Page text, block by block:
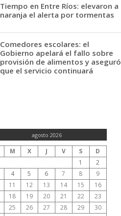
Tiempo en Entre Ríos: elevaron a
naranja el alerta por tormentas
Comedores escolares: el
Gobierno apelará el fallo sobre
provisión de alimentos y aseguró
que el servicio continuará
agosto 2026
M X J V S
D
1
2
4 5 6 7 8
9
11 12 13 14 15
16
18 19 20 21 22
23
25 26 27 28 29
30